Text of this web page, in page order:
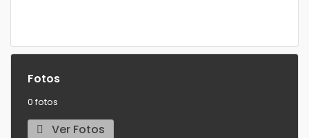
Fotos
0 fotos
Ver Fotos